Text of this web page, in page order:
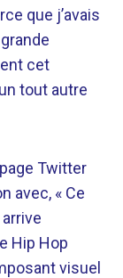
que j’avais
cet
tout autre
Twitter
avec, « Ce
Hip Hop
visuel